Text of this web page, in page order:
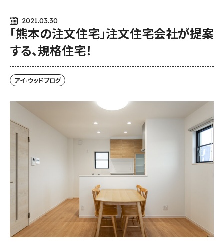
2021.03.30
「熊本の注文住宅」注文住宅会社が提案
する、規格住宅！
アイ-ウッドブログ